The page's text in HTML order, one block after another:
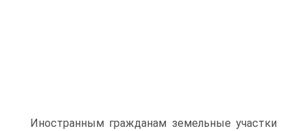
Иностранным гражданам земельные участки